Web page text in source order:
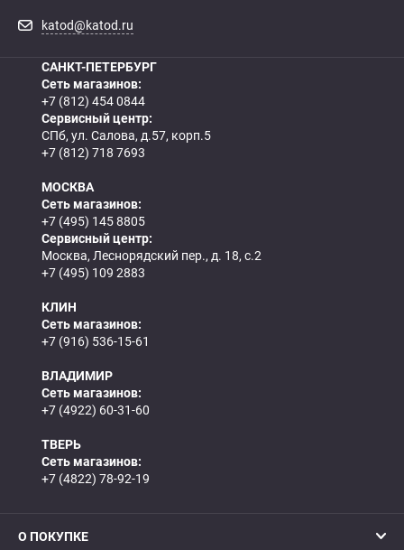
katod@katod.ru
САНКТ-ПЕТЕРБУРГ
Сеть магазинов:
+7 (812) 454 0844
Сервисный центр:
СПб, ул. Салова, д.57, корп.5
+7 (812) 718 7693
МОСКВА
Сеть магазинов:
+7 (495) 145 8805
Сервисный центр:
Москва, Леснорядский пер., д. 18, с.2
+7 (495) 109 2883
КЛИН
Сеть магазинов:
+7 (916) 536-15-61
ВЛАДИМИР
Сеть магазинов:
+7 (4922) 60-31-60
ТВЕРЬ
Сеть магазинов:
+7 (4822) 78-92-19
О ПОКУПКЕ